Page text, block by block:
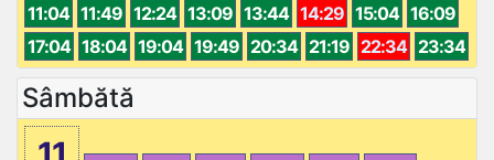
11:04 11:49 12:24 13:09 13:44 14:29 15:04 16:09
17:04 18:04 19:04 19:49 20:34 21:19 22:34 23:34
Sâmbătă